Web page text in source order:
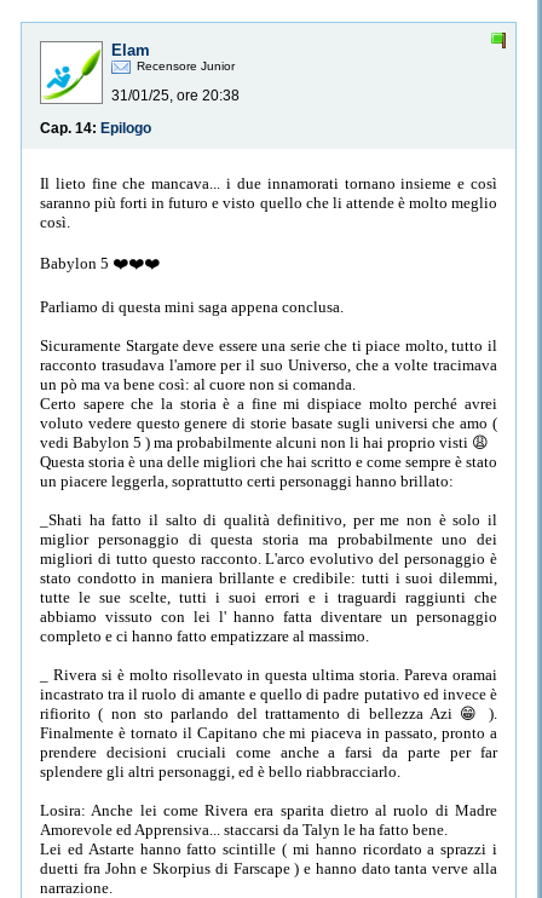
Elam
Recensore Junior
31/01/25, ore 20:38
Cap. 14: Epilogo
Il lieto fine che mancava... i due innamorati tornano insieme e così
saranno più forti in futuro e visto quello che li attende è molto meglio
così.
Babylon 5 ❤️❤️❤️
Parliamo di questa mini saga appena conclusa.
Sicuramente Stargate deve essere una serie che ti piace molto, tutto il
racconto trasudava l'amore per il suo Universo, che a volte tracimava
un pò ma va bene così: al cuore non si comanda.
Certo sapere che la storia è a fine mi dispiace molto perché avrei
voluto vedere questo genere di storie basate sugli universi che amo (
vedi Babylon 5 ) ma probabilmente alcuni non li hai proprio visti 😩
Questa storia è una delle migliori che hai scritto e come sempre è stato
un piacere leggerla, soprattutto certi personaggi hanno brillato:
_Shati ha fatto il salto di qualità definitivo, per me non è solo il
miglior personaggio di questa storia ma probabilmente uno dei
migliori di tutto questo racconto. L'arco evolutivo del personaggio è
stato condotto in maniera brillante e credibile: tutti i suoi dilemmi,
tutte le sue scelte, tutti i suoi errori e i traguardi raggiunti che
abbiamo vissuto con lei l' hanno fatta diventare un personaggio
completo e ci hanno fatto empatizzare al massimo.
_ Rivera si è molto risollevato in questa ultima storia. Pareva oramai
incastrato tra il ruolo di amante e quello di padre putativo ed invece è
rifiorito ( non sto parlando del trattamento di bellezza Azi 😁 ).
Finalmente è tornato il Capitano che mi piaceva in passato, pronto a
prendere decisioni cruciali come anche a farsi da parte per far
splendere gli altri personaggi, ed è bello riabbracciarlo.
Losira: Anche lei come Rivera era sparita dietro al ruolo di Madre
Amorevole ed Apprensiva... staccarsi da Talyn le ha fatto bene.
Lei ed Astarte hanno fatto scintille ( mi hanno ricordato a sprazzi i
duetti fra John e Skorpius di Farscape ) e hanno dato tanta verve alla
narrazione.